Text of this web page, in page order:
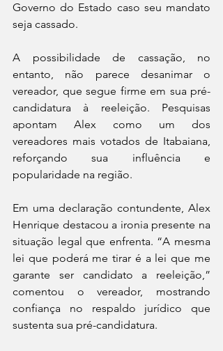
Governo do Estado caso seu mandato
seja cassado.
A possibilidade de cassação, no
entanto, não parece desanimar o
vereador, que segue firme em sua pré-
candidatura à reeleição. Pesquisas
apontam Alex como um dos
vereadores mais votados de Itabaiana,
reforçando sua influência e
popularidade na região.
Em uma declaração contundente, Alex
Henrique destacou a ironia presente na
situação legal que enfrenta. “A mesma
lei que poderá me tirar é a lei que me
garante ser candidato a reeleição,”
comentou o vereador, mostrando
confiança no respaldo jurídico que
sustenta sua pré-candidatura.